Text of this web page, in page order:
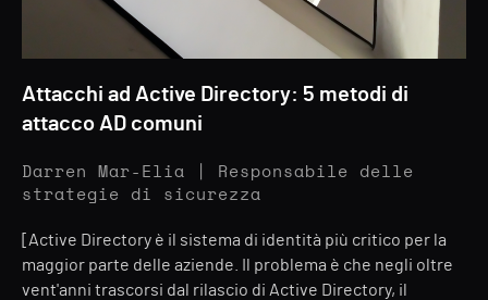
Attacchi ad Active Directory: 5 metodi di
attacco AD comuni
Darren Mar-Elia | Responsabile delle
strategie di sicurezza
[Active Directory è il sistema di identità più critico per la
maggior parte delle aziende. Il problema è che negli oltre
vent'anni trascorsi dal rilascio di Active Directory, il